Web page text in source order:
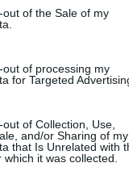
out of the Sale of my
out of processing my
for Targeted
of Collection, Use,
and/or Sharing of my
that Is Unrelated with
it was collected.
Η ανάρτηση
στις